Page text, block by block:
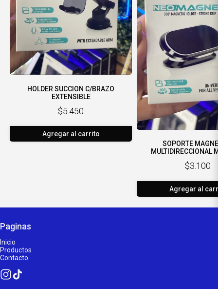
HOLDER SUCCION C/BRAZO
EXTENSIBLE
$5.450
Agregar al carrito
SOPORTE
MULTIDIRECCIONAL
$3.100
Agregar al
Paginas
Inicio
Productos
Contacto